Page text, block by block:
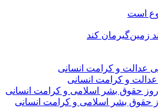
است
زمین‌گیرمان کند
و کرامت انسانی
حقوق بشر اسلامی و کرامت انسانی